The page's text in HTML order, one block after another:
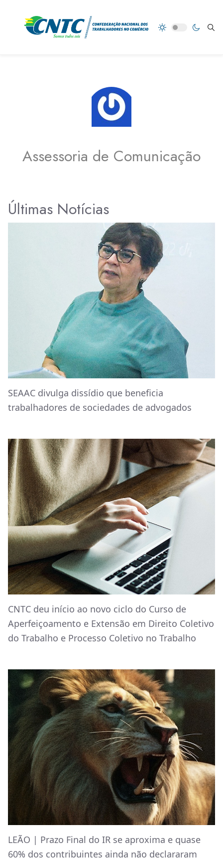
Assessoria de Comunicação
Últimas Notícias
SEAAC divulga dissídio que beneficia
trabalhadores de sociedades de advogados
CNTC deu início ao novo ciclo do Curso de
Aperfeiçoamento e Extensão em Direito Coletivo
do Trabalho e Processo Coletivo no Trabalho
LEÃO | Prazo Final do IR se aproxima e quase
60% dos contribuintes ainda não declararam